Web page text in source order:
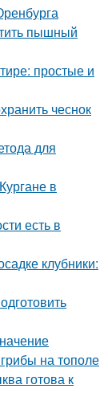
пышный
простые и
чеснок
для
в
есть в
клубники:
на тополе
готова к